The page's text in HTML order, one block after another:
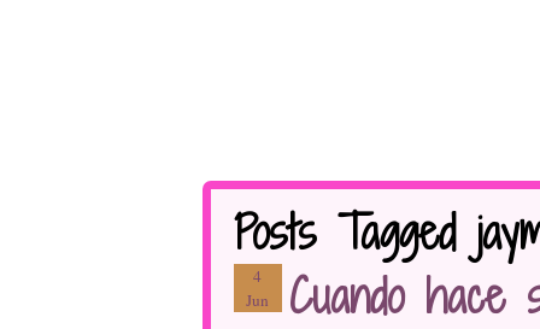
Posts Tagged
4
Jun
Cuando hace